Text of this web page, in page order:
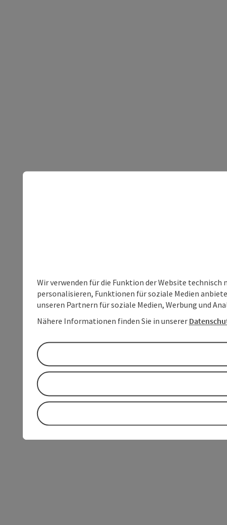
Wir verwenden für die Funktion der Website
personalisieren, Funktionen für soziale Medien
unseren Partnern für soziale Medien, Werbung und
Nähere Informationen finden Sie in unserer